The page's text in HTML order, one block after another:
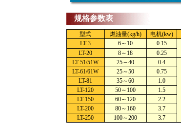
规格参数表
型式 燃油量(kg/h) 电机(kw)
LT-3
6～10 0.15
LT-20 8～18
0.25
LT-51/51W
25～40 0.4
LT-61/61W
25～50 0.75
LT-81
35～60 1.0
LT-120 50～100
1.5
LT-150
60～120
2.2
LT-200
80～160
3.7
LT-250
100～200 3.7